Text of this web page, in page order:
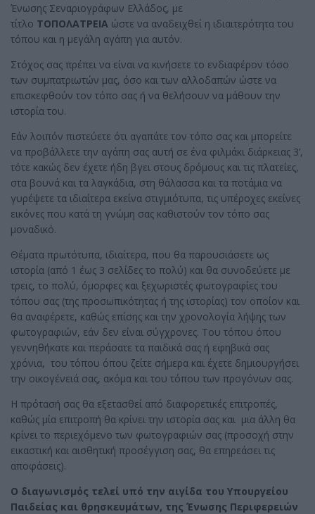
Ένωσης Σεναριογράφων Ελλάδος, με
τίτλο ΤΟΠΟΛΑΤΡΕΙΑ ώστε να αναδειχθεί η ιδιαιτερότητα του
τόπου και η μεγάλη αγάπη για αυτόν.
Στόχος σας πρέπει να είναι να κινήσετε το ενδιαφέρον τόσο
των συμπατριωτών μας, όσο και των αλλοδαπών ώστε να
επισκεφθούν τον τόπο σας ή να θελήσουν να μάθουν την
ιστορία του.
Εάν λοιπόν πιστεύετε ότι αγαπάτε τον τόπο σας και μπορείτε
να προβάλλετε την αγάπη σας αυτή σε ένα φιλμάκι διάρκειας 3’,
τότε κακώς δεν έχετε ήδη βγει στους δρόμους και τις πλατείες,
στα βουνά και τα λαγκάδια, στη θάλασσα και τα ποτάμια να
γυρέψετε τα ιδιαίτερα εκείνα στιγμιότυπα, τις υπέροχες εκείνες
εικόνες που κατά τη γνώμη σας καθιστούν τον τόπο σας
μοναδικό.
Θέματα πρωτότυπα, ιδιαίτερα, που θα παρουσιάσετε ως
ιστορία (από 1 έως 3 σελίδες το πολύ) και θα συνοδεύετε με
τρεις, το πολύ, όμορφες και ξεχωριστές φωτογραφίες του
τόπου σας (της προσωπικότητας ή της ιστορίας) τον οποίον και
θα αναφέρετε, καθώς επίσης και την χρονολογία λήψης των
φωτογραφιών, εάν δεν είναι σύγχρονες. Του τόπου όπου
γεννηθήκατε και περάσατε τα παιδικά σας ή εφηβικά σας
χρόνια, του τόπου όπου ζείτε σήμερα και έχετε δημιουργήσει
την οικογένειά σας, ακόμα και του τόπου των προγόνων σας.
Η πρότασή σας θα εξετασθεί από διαφορετικές επιτροπές,
καθώς μία επιτροπή θα κρίνει την ιστορία σας και μια άλλη θα
κρίνει το περιεχόμενο των φωτογραφιών σας (προσοχή στην
εικαστική και αισθητική προσέγγιση σας, θα επηρεάσει τις
αποφάσεις).
Ο διαγωνισμός τελεί υπό την αιγίδα του Υπουργείου
Παιδείας και θρησκευμάτων, της Ένωσης Περιφερειών